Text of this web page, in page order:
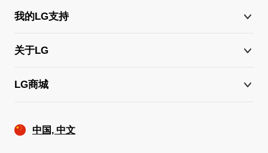
我的LG支持
关于LG
LG商城
中国, 中文